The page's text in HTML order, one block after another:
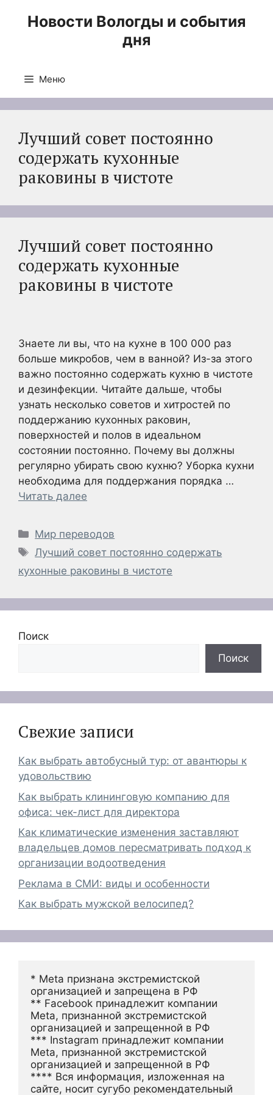
Новости Вологды и события
дня
Меню
Лучший совет постоянно
содержать кухонные
раковины в чистоте
Лучший совет постоянно
содержать кухонные
раковины в чистоте
Знаете ли вы, что на кухне в 100 000 раз
больше микробов, чем в ванной? Из-за этого
важно постоянно содержать кухню в чистоте
и дезинфекции. Читайте дальше, чтобы
узнать несколько советов и хитростей по
поддержанию кухонных раковин,
поверхностей и полов в идеальном
состоянии постоянно. Почему вы должны
регулярно убирать свою кухню? Уборка кухни
необходима для поддержания порядка …
Читать далее
Рубрики
Мир переводов
Метки
Лучший совет постоянно содержать
кухонные раковины в чистоте
Поиск
Поиск
Свежие записи
Как выбрать автобусный тур: от авантюры к
удовольствию
Как выбрать клининговую компанию для
офиса: чек-лист для директора
Как климатические изменения заставляют
владельцев домов пересматривать подход к
организации водоотведения
Реклама в СМИ: виды и особенности
Как выбрать мужской велосипед?
* Meta признана экстремистской
организацией и запрещена в РФ
** Facebook принадлежит компании
Meta, признанной экстремистской
организацией и запрещенной в РФ
*** Instagram принадлежит компании
Meta, признанной экстремистской
организацией и запрещенной в РФ
**** Вся информация, изложенная на
сайте, носит сугубо рекомендательный